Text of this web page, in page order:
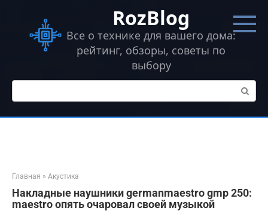
контенту
RozBlog
Все о технике для вашего дома:
рейтинг, обзоры, советы по
выбору
Поиск:
Главная » Акустика
Накладные наушники germanmaestro gmp 250:
maestro опять очаровал своей музыкой